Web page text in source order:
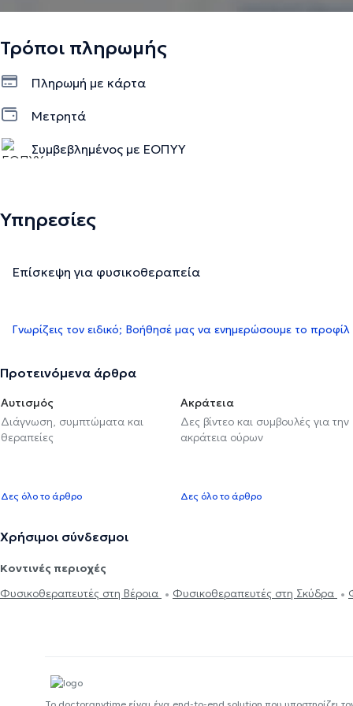
Τρόποι πληρωμής
Πληρωμή με κάρτα
Μετρητά
Συμβεβλημένος με ΕΟΠΥΥ
Υπηρεσίες
Επίσκεψη για φυσικοθεραπεία
Γνωρίζεις τον ειδικό; Βοήθησέ μας να ενημερώσουμε το προφίλ
Προτεινόμενα άρθρα
Αυτισμός
Διάγνωση, συμπτώματα και
θεραπείες
Δες όλο το άρθρο
Ακράτεια
Δες βίντεο και συμβουλές για την
ακράτεια ούρων
Δες όλο το άρθρο
Χρήσιμοι σύνδεσμοι
Κοντινές περιοχές
Φυσικοθεραπευτές στη Βέροια
Φυσικοθεραπευτές στη Σκύδρα